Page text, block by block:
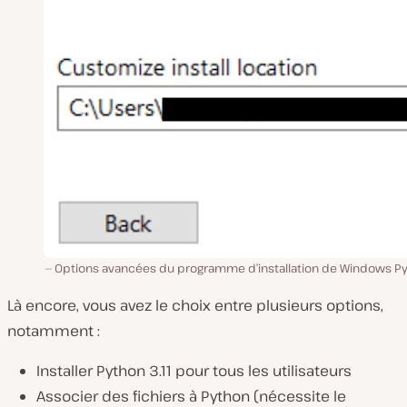
Options avancées du programme d’installation de Windows
Là encore, vous avez le choix entre plusieurs options,
notamment :
Installer Python 3.11 pour tous les utilisateurs
Associer des fichiers à Python (nécessite le